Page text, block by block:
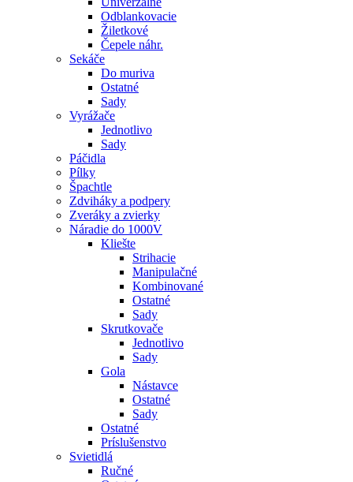
Odblankovacie
Žiletkové
Čepele náhr.
Sekáče
Do muriva
Ostatné
Sady
Vyrážače
Jednotlivo
Sady
Páčidla
Pílky
Špachtle
Zdviháky a podpery
Zveráky a zvierky
Náradie do 1000V
Kliešte
Strihacie
Manipulačné
Kombinované
Ostatné
Sady
Skrutkovače
Jednotlivo
Sady
Gola
Nástavce
Ostatné
Sady
Ostatné
Príslušenstvo
Svietidlá
Ručné